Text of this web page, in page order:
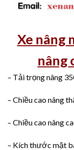
Xe nâng
nâng
– Tải trọng nâng
– Chiều cao nâng
– Chiều cao nâng
– Kích thước mặt